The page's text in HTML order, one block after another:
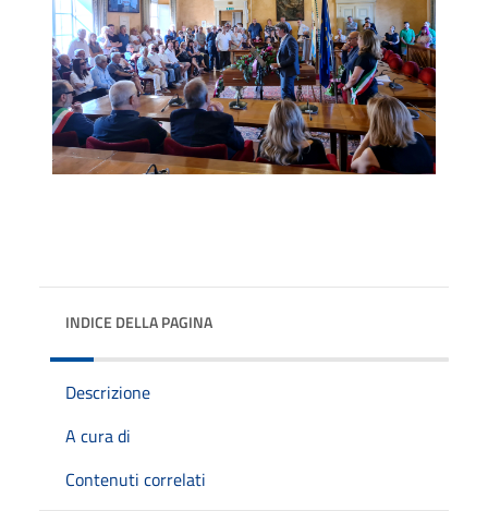
INDICE DELLA PAGINA
Descrizione
A cura di
Contenuti correlati